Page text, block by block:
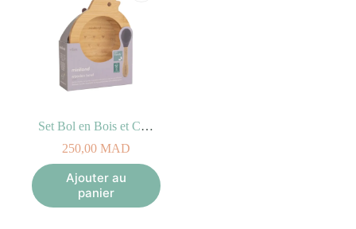
Set Bol en Bois et Cuillère Poussin
250,00 MAD
Ajouter au
panier